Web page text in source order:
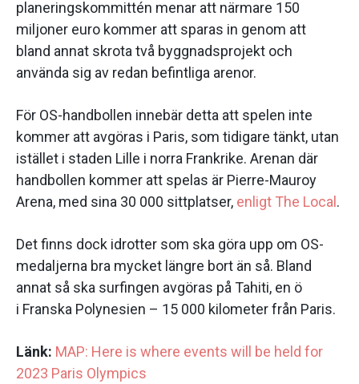
planeringskommittén menar att närmare 150
miljoner euro kommer att sparas in genom att
bland annat skrota två byggnadsprojekt och
använda sig av redan befintliga arenor.
För OS-handbollen innebär detta att spelen inte
kommer att avgöras i Paris, som tidigare tänkt, utan
istället i staden Lille i norra Frankrike. Arenan där
handbollen kommer att spelas är Pierre-Mauroy
Arena, med sina 30 000 sittplatser, enligt The Local .
Det finns dock idrotter som ska göra upp om OS-
medaljerna bra mycket längre bort än så. Bland
annat så ska surfingen avgöras på Tahiti, en ö
i Franska Polynesien – 15 000 kilometer från Paris.
Länk: MAP: Here is where events will be held for
2023 Paris Olympics